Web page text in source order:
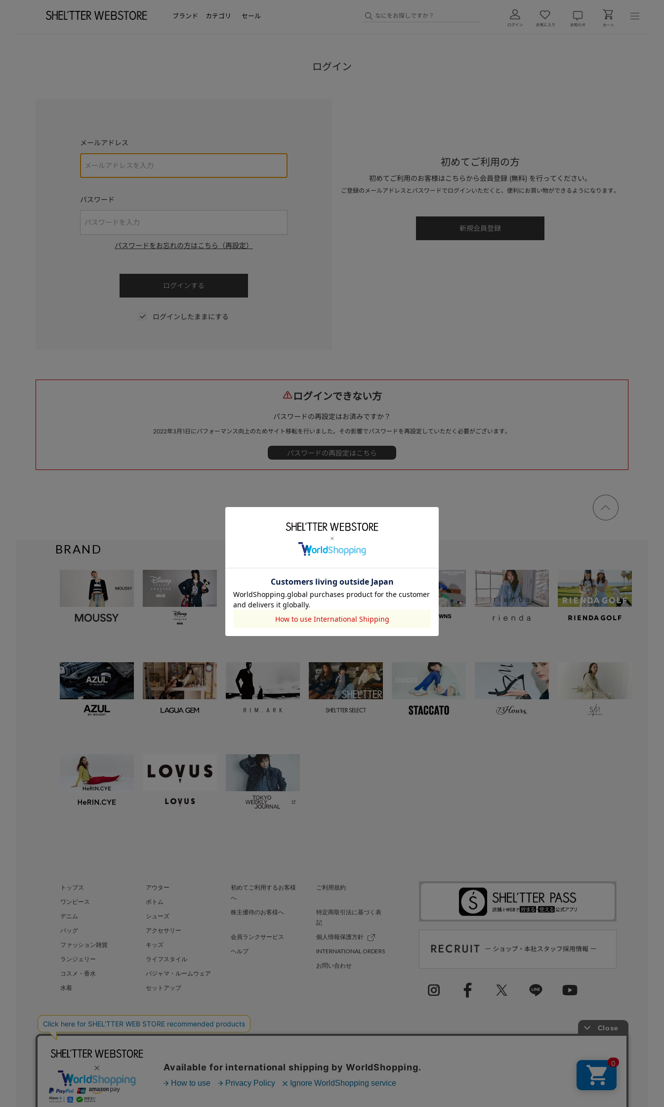
ブランド カテゴリ セール
ログイン
メールアドレス
パスワード
パスワードをお忘れの方はこちら（再設定）
ログインしたままにする
初めてご利用の方
初めてご利用のお客様はこちらから会員登録 (無料) を行ってください。
ご登録のメールアドレスとパスワードでログインいただくと、便利にお買い物ができるようになります。
ログインできない方
パスワードの再設定はお済みですか？
2022年3月1日にパフォーマンス向上のためサイト移転を行いました。その影響でパスワードを再設定していただく必要がございます。
ページ
トップ
BRAND
トップス
アウター
ワンピース
ボトム
デニム
シューズ
バッグ
アクセサリー
ファッション雑貨
キッズ
ランジェリー
ライフスタイル
コスメ・香水
パジャマ・ルームウェア
水着
セットアップ
初めてご利用するお客様
へ
ご利用規約
株主優待のお客様へ
特定商取引法に基づく表
記
会員ランクサービス
個人情報保護方針
ヘルプ
INTERNATIONAL ORDERS
お問い合わせ
BAROQUE JAPAN LIMITED SHEL’TTER GREEN 採用情報
COPYRIGHT © BAROQUE JAPAN LIMITED ALL RIGHTS RESERVED.